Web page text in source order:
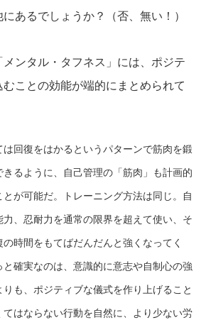
あるでしょうか？（否、無い！）
ンタル・タフネス」には、ポジテ
むことの効能が端的にまとめられて
は回復をはかるというパターンで筋肉を鍛
きるように、自己管理の「筋肉」も計画的
とが可能だ。トレーニング方法は同じ。自
力、忍耐力を通常の限界を超えて使い、そ
時間をもてばだんだんと強くなってく
と確実なのは、意識的に意志や自制心の強
も、ポジティブな儀式を作り上げること
てはならない行動を自然に、より少ない労